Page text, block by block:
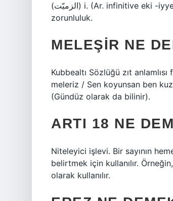
(ﺍﻟﺰﻣﻴّﺖ) i. (Ar. infinitive eki -iyyet elzem ile elzemiyyet’ten) [Türkçe’den türemiştir] Çok gerekli olmak,
zorunluluk.
MELEŞIR NE
Kubbealtı Sözlüğü zıt
meleriz / Sen koyunsan ben
(Gündüz olarak da bilinir).
ARTI 18 NE
Niteleyici işlevi. Bir sayının
belirtmek için kullanılır.
olarak kullanılır.